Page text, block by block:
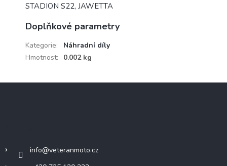
STADION S22, JAWETTA
Doplňkové parametry
Kategorie:
Náhradní díly
Hmotnost: 0.002 kg
info@veteranmoto.cz